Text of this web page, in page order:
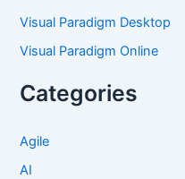
Visual Paradigm Desktop
Visual Paradigm Online
Categories
Agile
AI